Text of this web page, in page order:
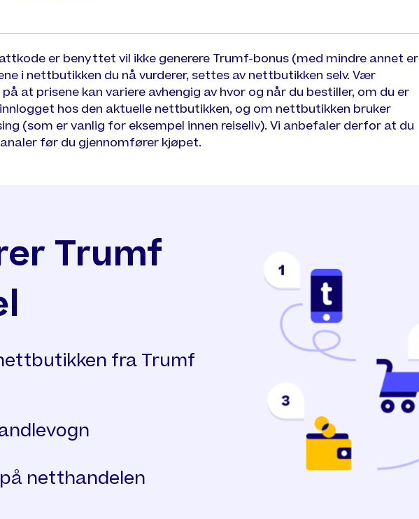
er benyttet vil ikke generere Trumf-bonus (med mindre annet er
i nettbutikken du nå vurderer, settes av nettbutikken selv. Vær
at prisene kan variere avhengig av hvor og når du bestiller, om du er
hos den aktuelle nettbutikken, og om nettbutikken bruker
(som er vanlig for eksempel innen reiseliv). Vi anbefaler derfor at du
før du gjennomfører kjøpet.
Trumf
fra Trumf
netthandelen